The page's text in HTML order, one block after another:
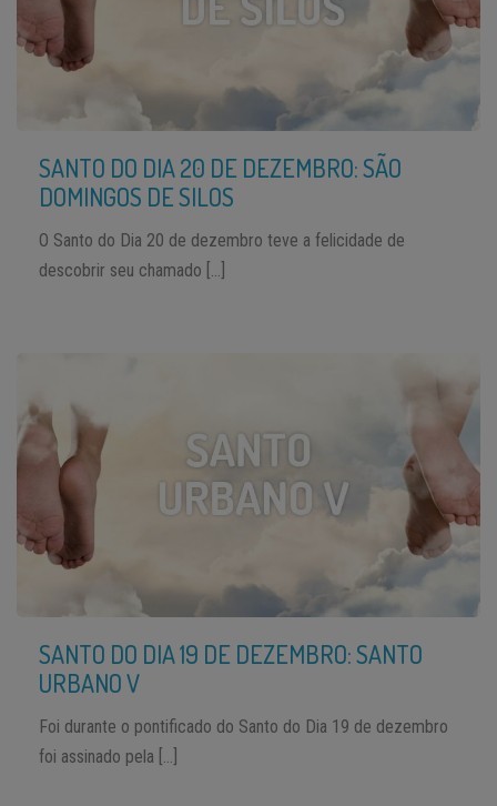
SANTO DO DIA 20 DE DEZEMBRO: SÃO
DOMINGOS DE SILOS
O Santo do Dia 20 de dezembro teve a felicidade de
descobrir seu chamado […]
SANTO DO DIA 19 DE DEZEMBRO: SANTO
URBANO V
Foi durante o pontificado do Santo do Dia 19 de dezembro
foi assinado pela […]